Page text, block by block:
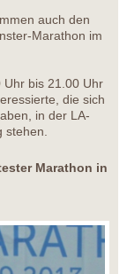
auch den
Marathon im
bis 21.00 Uhr
die sich
in der LA-
stehen.
Marathon in